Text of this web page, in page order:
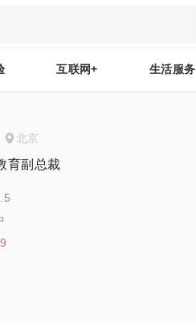
互联网+ 生活服务
北京
育副总裁